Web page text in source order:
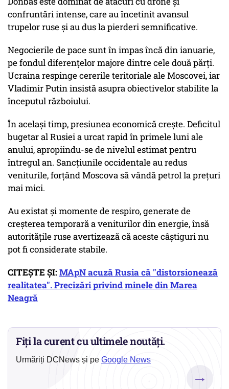
confruntări intense, care au încetinit avansul
trupelor ruse și au dus la pierderi semnificative.
Negocierile de pace sunt în impas încă din ianuarie,
pe fondul diferențelor majore dintre cele două părți.
Ucraina respinge cererile teritoriale ale Moscovei, iar
Vladimir Putin insistă asupra obiectivelor stabilite la
începutul războiului.
În același timp, presiunea economică crește. Deficitul
bugetar al Rusiei a urcat rapid în primele luni ale
anului, apropiindu-se de nivelul estimat pentru
întregul an. Sancțiunile occidentale au redus
veniturile, forțând Moscova să vândă petrol la prețuri
mai mici.
Au existat și momente de respiro, generate de
creșterea temporară a veniturilor din energie, însă
autoritățile ruse avertizează că aceste câștiguri nu
pot fi considerate stabile.
CITEȘTE ȘI:MApN acuză Rusia că "distorsionează
realitatea". Precizări privind minele din Marea
Neagră
Fiți la curent cu ultimele noutăți.
Urmăriți DCNews și pe Google News
→